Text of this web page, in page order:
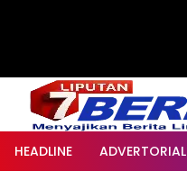
HEADLINE ADVERTORIAL